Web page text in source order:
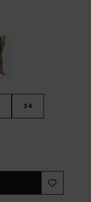
34